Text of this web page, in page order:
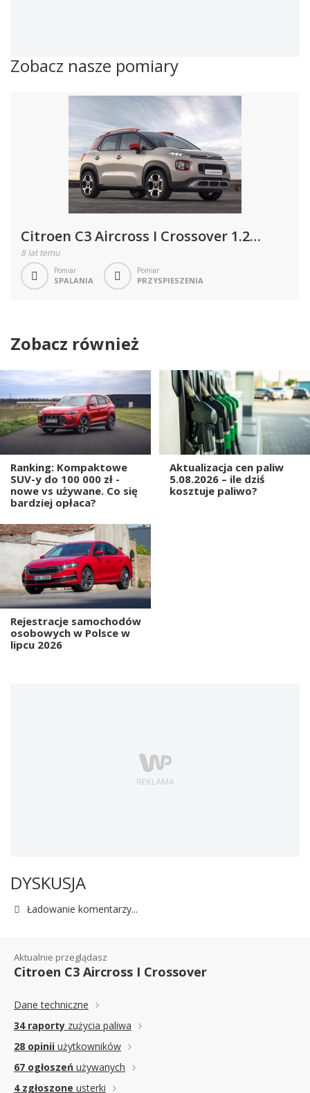
Zobacz nasze pomiary
Citroen C3 Aircross I Crossover 1.2
PureTech 131KM 96kW 2017-2021
8 lat temu
Pomiar
SPALANIA
Pomiar
PRZYSPIESZENIA
Zobacz również
Ranking: Kompaktowe
SUV-y do 100 000 zł -
nowe vs używane. Co się
bardziej opłaca?
Aktualizacja cen paliw
5.08.2026 – ile dziś
kosztuje paliwo?
Rejestracje samochodów
osobowych w Polsce w
lipcu 2026
DYSKUSJA
Ładowanie komentarzy...
Aktualnie przeglądasz
Citroen C3 Aircross I Crossover
Dane techniczne
34 raporty zużycia paliwa
28 opinii użytkowników
67 ogłoszeń używanych
4 zgłoszone usterki